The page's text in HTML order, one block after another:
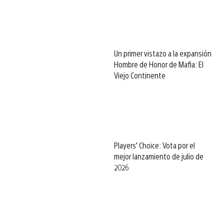
Un primer vistazo a la expansión
Hombre de Honor de Mafia: El
Viejo Continente
Players’ Choice: Vota por el
mejor lanzamiento de julio de
2026